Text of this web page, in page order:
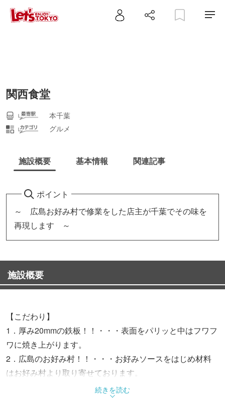
関西食堂
本千葉
グルメ
施設概要 基本情報 関連記事
ポイント
～ 広島お好み村で修業をした店主が千葉でその味を
再現します ～
施設概要
【こだわり】
1．厚み20mmの鉄板！！・・・表面をパリッと中はフワフ
ワに焼き上がります。
2．広島のお好み村！！・・・お好みソースをはじめ材料
はお好み村より取り寄せております。
3．スタッフが焼く！！・・・一般的なお好み焼き屋のス
続きを読む